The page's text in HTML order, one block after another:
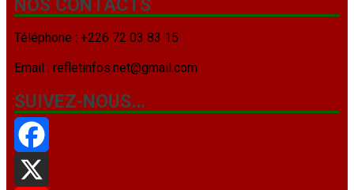
NOS CONTACTS
Téléphone : +226 72 03 83 15
Email : refletinfos.net@gmail.com
SUIVEZ-NOUS…
Facebook